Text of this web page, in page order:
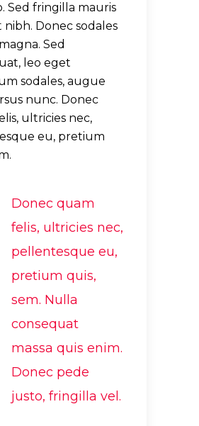
Sed fringilla mauris
nibh. Donec sodales
Sed
leo eget
sodales, augue
nunc. Donec
ultricies nec,
eu, pretium
Donec quam
felis, ultricies nec,
pellentesque eu,
pretium quis,
sem. Nulla
consequat
massa quis enim.
Donec pede
justo, fringilla vel.